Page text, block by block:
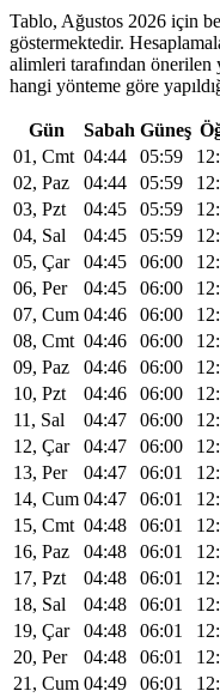
Tablo, Ağustos 2026 için
göstermektedir.
alimleri tarafından önerilen
hangi yönteme göre
Gün Sabah Güneş
01, Cmt 04:44 05:59
02, Paz
04:44 05:59
03, Pzt
04:45 05:59
04, Sal
04:45 05:59
05, Çar
04:45 06:00
06, Per
04:45 06:00
07, Cum 04:46 06:00
08, Cmt 04:46 06:00
09, Paz
04:46 06:00
10, Pzt
04:46 06:00
11, Sal
04:47 06:00
12, Çar
04:47 06:00
13, Per
04:47 06:01
14, Cum 04:47 06:01
15, Cmt 04:48 06:01
16, Paz
04:48 06:01
17, Pzt
04:48 06:01
18, Sal
04:48 06:01
19, Çar
04:48 06:01
20, Per
04:48 06:01
21, Cum 04:49 06:01